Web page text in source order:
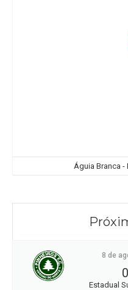
Águia Branca -
8 de
Estadual